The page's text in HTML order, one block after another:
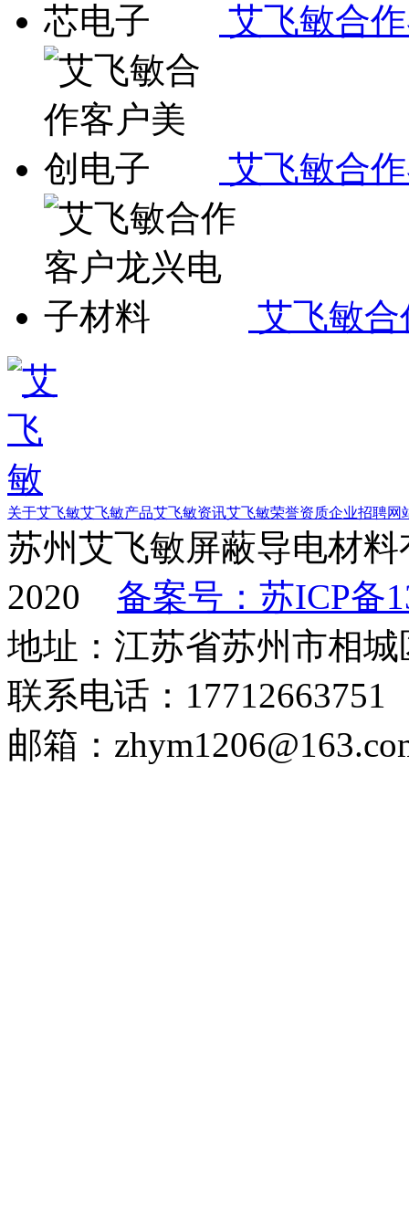
艾飞敏合
艾飞敏合
艾飞敏
关于艾飞敏艾飞敏产品艾飞敏资讯艾飞敏荣誉资质企业招聘网
苏州艾飞敏屏蔽导电材
2020 备案号：苏ICP备
地址：江苏省苏州市相
联系电话：17712663751
邮箱：